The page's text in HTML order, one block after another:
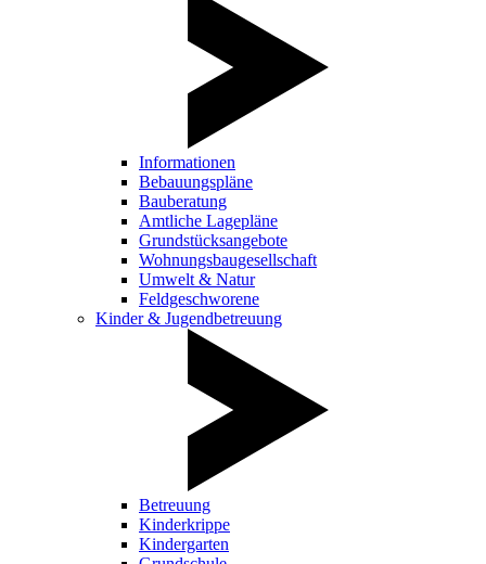
Informationen
Bebauungspläne
Bauberatung
Amtliche Lagepläne
Grundstücksangebote
Wohnungsbaugesellschaft
Umwelt & Natur
Feldgeschworene
Kinder & Jugendbetreuung
Betreuung
Kinderkrippe
Kindergarten